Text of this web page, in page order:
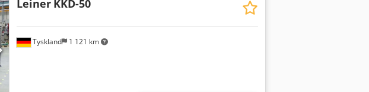
Tyskland 1 121 km
Leiner KKD-50